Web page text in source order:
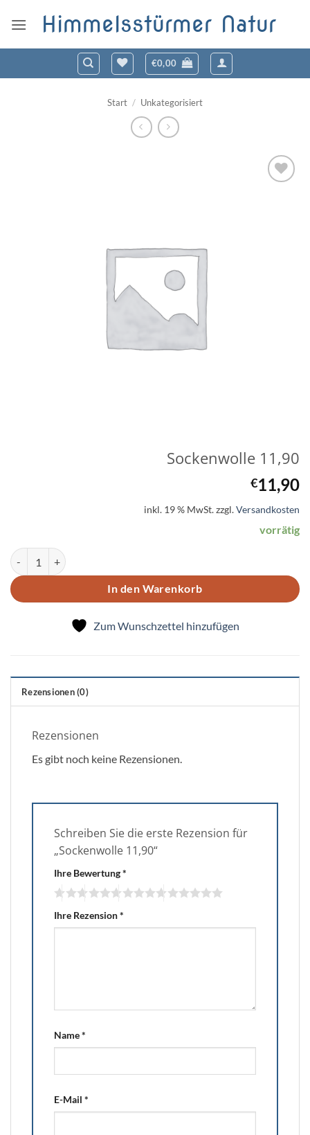
Inhalt
Himmelsstürmer Natur
€0,00
Start / Unkategorisiert
Sockenwolle 11,90
€11,90
inkl. 19 % MwSt.zzgl.Versandkosten
vorrätig
Sockenwolle 11,90 Menge
In den Warenkorb
Zum Wunschzettel hinzufügen
Rezensionen (0)
Rezensionen
Es gibt noch keine Rezensionen.
Schreiben Sie die erste Rezension für
„Sockenwolle 11,90“
Ihre Bewertung*
Ihre Rezension*
Name*
E-Mail *